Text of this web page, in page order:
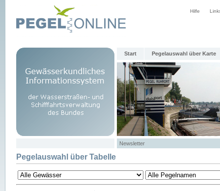
Hilfe
Start Pegelauswahl über Karte
Newsletter
Pegelauswahl über Tabelle